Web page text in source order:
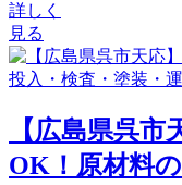
詳しく
見る
【広島県呉
OK！原材料